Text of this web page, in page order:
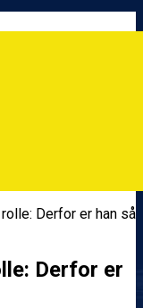
Derfor er han så
Derfor er